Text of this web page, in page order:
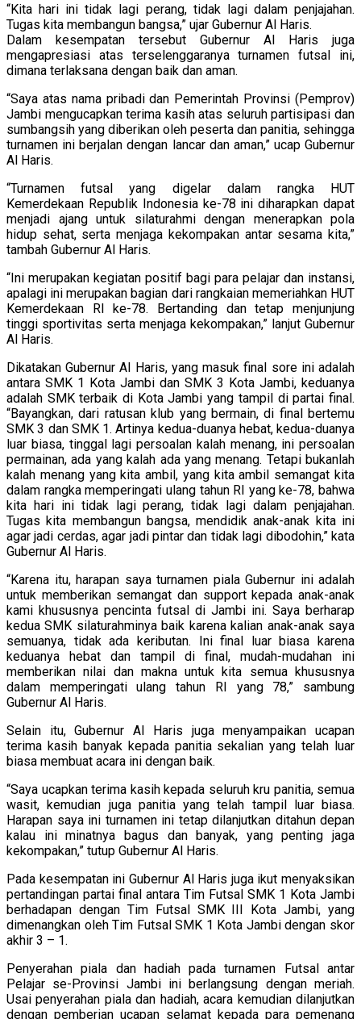
“Kita hari ini tidak lagi perang, tidak lagi dalam penjajahan.
Tugas kita membangun bangsa,” ujar Gubernur Al Haris.
Dalam kesempatan tersebut Gubernur Al Haris juga
mengapresiasi atas terselenggaranya turnamen futsal ini,
dimana terlaksana dengan baik dan aman.
“Saya atas nama pribadi dan Pemerintah Provinsi (Pemprov)
Jambi mengucapkan terima kasih atas seluruh partisipasi dan
sumbangsih yang diberikan oleh peserta dan panitia, sehingga
turnamen ini berjalan dengan lancar dan aman,” ucap Gubernur
Al Haris.
“Turnamen futsal yang digelar dalam rangka HUT
Kemerdekaan Republik Indonesia ke-78 ini diharapkan dapat
menjadi ajang untuk silaturahmi dengan menerapkan pola
hidup sehat, serta menjaga kekompakan antar sesama kita,”
tambah Gubernur Al Haris.
“Ini merupakan kegiatan positif bagi para pelajar dan instansi,
apalagi ini merupakan bagian dari rangkaian memeriahkan HUT
Kemerdekaan RI ke-78. Bertanding dan tetap menjunjung
tinggi sportivitas serta menjaga kekompakan,” lanjut Gubernur
Al Haris.
Dikatakan Gubernur Al Haris, yang masuk final sore ini adalah
antara SMK 1 Kota Jambi dan SMK 3 Kota Jambi, keduanya
adalah SMK terbaik di Kota Jambi yang tampil di partai final.
“Bayangkan, dari ratusan klub yang bermain, di final bertemu
SMK 3 dan SMK 1. Artinya kedua-duanya hebat, kedua-duanya
luar biasa, tinggal lagi persoalan kalah menang, ini persoalan
permainan, ada yang kalah ada yang menang. Tetapi bukanlah
kalah menang yang kita ambil, yang kita ambil semangat kita
dalam rangka memperingati ulang tahun RI yang ke-78, bahwa
kita hari ini tidak lagi perang, tidak lagi dalam penjajahan.
Tugas kita membangun bangsa, mendidik anak-anak kita ini
agar jadi cerdas, agar jadi pintar dan tidak lagi dibodohin,” kata
Gubernur Al Haris.
“Karena itu, harapan saya turnamen piala Gubernur ini adalah
untuk memberikan semangat dan support kepada anak-anak
kami khususnya pencinta futsal di Jambi ini. Saya berharap
kedua SMK silaturahminya baik karena kalian anak-anak saya
semuanya, tidak ada keributan. Ini final luar biasa karena
keduanya hebat dan tampil di final, mudah-mudahan ini
memberikan nilai dan makna untuk kita semua khususnya
dalam memperingati ulang tahun RI yang 78,” sambung
Gubernur Al Haris.
Selain itu, Gubernur Al Haris juga menyampaikan ucapan
terima kasih banyak kepada panitia sekalian yang telah luar
biasa membuat acara ini dengan baik.
“Saya ucapkan terima kasih kepada seluruh kru panitia, semua
wasit, kemudian juga panitia yang telah tampil luar biasa.
Harapan saya ini turnamen ini tetap dilanjutkan ditahun depan
kalau ini minatnya bagus dan banyak, yang penting jaga
kekompakan,” tutup Gubernur Al Haris.
Pada kesempatan ini Gubernur Al Haris juga ikut menyaksikan
pertandingan partai final antara Tim Futsal SMK 1 Kota Jambi
berhadapan dengan Tim Futsal SMK III Kota Jambi, yang
dimenangkan oleh Tim Futsal SMK 1 Kota Jambi dengan skor
akhir 3 – 1.
Penyerahan piala dan hadiah pada turnamen Futsal antar
Pelajar se-Provinsi Jambi ini berlangsung dengan meriah.
Usai penyerahan piala dan hadiah, acara kemudian dilanjutkan
dengan pemberian ucapan selamat kepada para pemenang